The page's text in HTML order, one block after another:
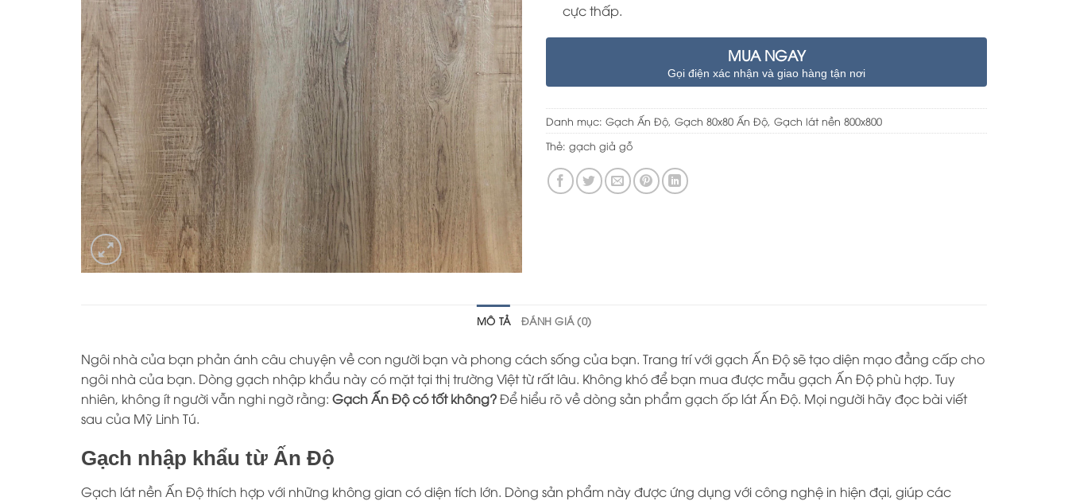
cực thấp.
MUA NGAY
Gọi điện xác nhận và giao hàng tận nơi
Danh mục: Gạch Ấn Độ, Gạch 80x80 Ấn Độ, Gạch lát nền 800x800
Thẻ: gạch giả gỗ
MÔ TẢ ĐÁNH GIÁ (0)
Ngôi nhà của bạn phản ánh câu chuyện về con người bạn và phong cách sống của bạn. Trang trí với gạch Ấn Độ sẽ tạo diện mạo đẳng cấp cho
ngôi nhà của bạn. Dòng gạch nhập khẩu này có mặt tại thị trường Việt từ rất lâu. Không khó để bạn mua được mẫu gạch Ấn Độ phù hợp. Tuy
nhiên, không ít người vẫn nghi ngờ rằng: Gạch Ấn Độ có tốt không?Để hiểu rõ về dòng sản phẩm gạch ốp lát Ấn Độ. Mọi người hãy đọc bài viết
sau của Mỹ Linh Tú.
Gạch nhập khẩu từ Ấn Độ
Gạch lát nền Ấn Độ thích hợp với những không gian có diện tích lớn. Dòng sản phẩm này được ứng dụng với công nghệ in hiện đại, giúp các